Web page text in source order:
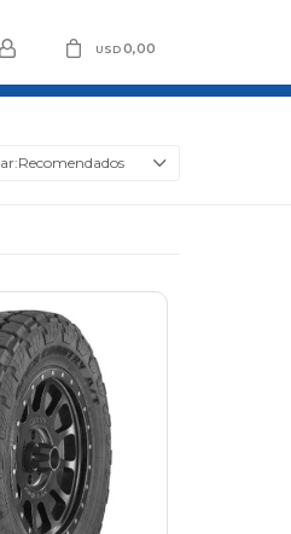
USD0,00
Recomendados